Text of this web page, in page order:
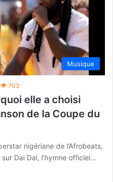
Musique
703
elle a choisi
de la Coupe du
nigériane de l’Afrobeats,
Dai Dai, l’hymne officiel…